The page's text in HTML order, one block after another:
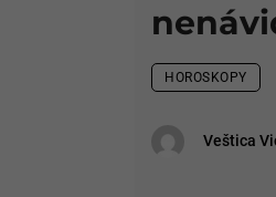
HOROSKOPY
Veštica